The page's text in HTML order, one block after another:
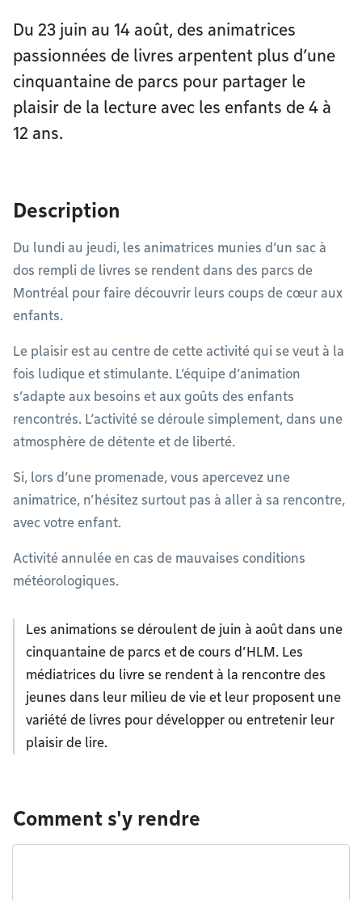
Du 23 juin au 14 août, des animatrices
passionnées de livres arpentent plus d’une
cinquantaine de parcs pour partager le
plaisir de la lecture avec les enfants de 4 à
12 ans.
Description
Du lundi au jeudi, les animatrices munies d’un sac à
dos rempli de livres se rendent dans des parcs de
Montréal pour faire découvrir leurs coups de cœur aux
enfants.
Le plaisir est au centre de cette activité qui se veut à la
fois ludique et stimulante. L’équipe d’animation
s’adapte aux besoins et aux goûts des enfants
rencontrés. L’activité se déroule simplement, dans une
atmosphère de détente et de liberté.
Si, lors d’une promenade, vous apercevez une
animatrice, n’hésitez surtout pas à aller à sa rencontre,
avec votre enfant.
Activité annulée en cas de mauvaises conditions
météorologiques.
Les animations se déroulent de juin à août dans une
cinquantaine de parcs et de cours d’HLM. Les
médiatrices du livre se rendent à la rencontre des
jeunes dans leur milieu de vie et leur proposent une
variété de livres pour développer ou entretenir leur
plaisir de lire.
Comment s'y rendre